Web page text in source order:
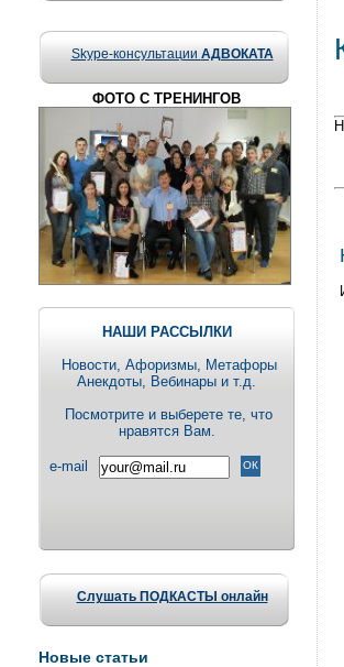
Skype-консультации АДВОКАТА
ФОТО С ТРЕНИНГОВ
НАШИ РАССЫЛКИ
Новости, Aфоризмы, Метафоры
Анекдоты, Вебинары и т.д.
Посмотрите и выберете те, что
нравятся Вам.
e-mail
Слушать ПОДКАСТЫ онлайн
Новые статьи